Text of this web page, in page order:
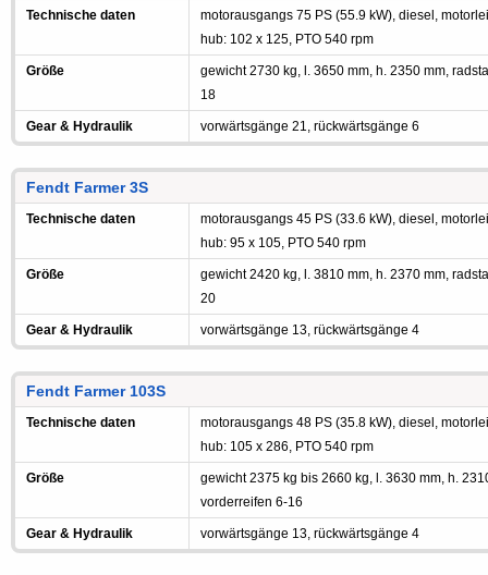
Technische daten
motorausgangs 75 PS (55.9 kW), diesel,
hub: 102 x 125, PTO 540 rpm
Größe
gewicht 2730 kg, l. 3650 mm, h. 2350 mm,
18
Gear & Hydraulik vorwärtsgänge 21, rückwärtsgänge 6
Fendt Farmer 3S
Technische daten
motorausgangs 45 PS (33.6 kW), diesel,
hub: 95 x 105, PTO 540 rpm
Größe
gewicht 2420 kg, l. 3810 mm, h. 2370 mm,
20
Gear & Hydraulik vorwärtsgänge 13, rückwärtsgänge 4
Fendt Farmer 103S
Technische daten
motorausgangs 48 PS (35.8 kW), diesel,
hub: 105 x 286, PTO 540 rpm
Größe
gewicht 2375 kg bis 2660 kg, l. 3630 mm, h.
vorderreifen 6-16
Gear & Hydraulik vorwärtsgänge 13, rückwärtsgänge 4